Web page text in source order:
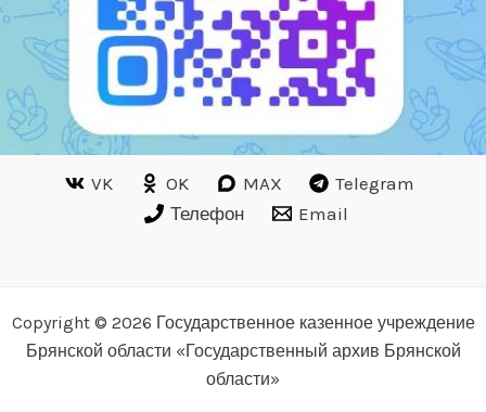
VK OK MAX
Telegram
Телефон
Email
Copyright © 2026 Государственное казенное учреждение
Брянской области «Государственный архив Брянской
области»